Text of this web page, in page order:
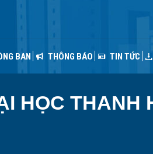
BAN THÔNG BÁO TIN TỨC
HỌC THANH